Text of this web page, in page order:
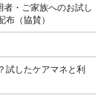
者・ご家族へのお試し
（協賛）
試したケアマネと利